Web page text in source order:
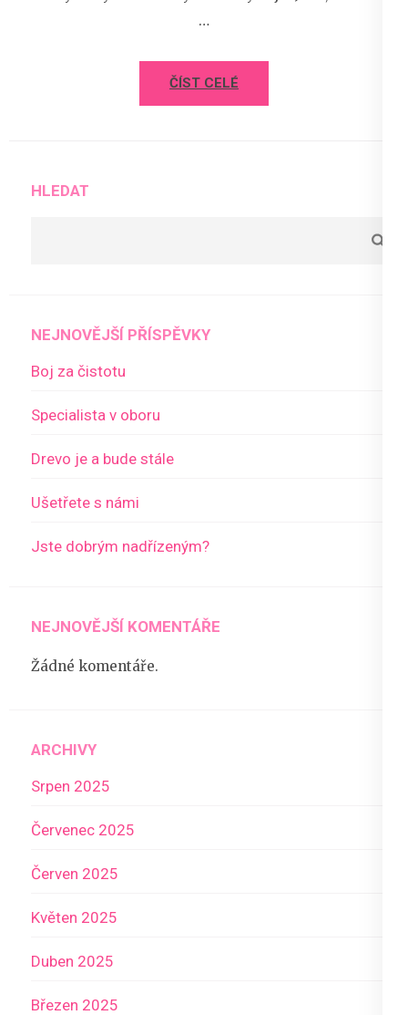
…
ČÍST CELÉ
HLEDAT
NEJNOVĚJŠÍ PŘÍSPĚVKY
Boj za čistotu
Specialista v oboru
Drevo je a bude stále
Ušetřete s námi
Jste dobrým nadřízeným?
NEJNOVĚJŠÍ KOMENTÁŘE
Žádné komentáře.
ARCHIVY
Srpen 2025
Červenec 2025
Červen 2025
Květen 2025
Duben 2025
Březen 2025